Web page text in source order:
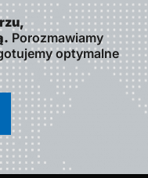
Porozmawiamy
optymalne